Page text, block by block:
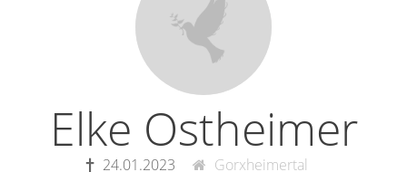
Elke Ostheimer
24.01.2023 Gorxheimertal